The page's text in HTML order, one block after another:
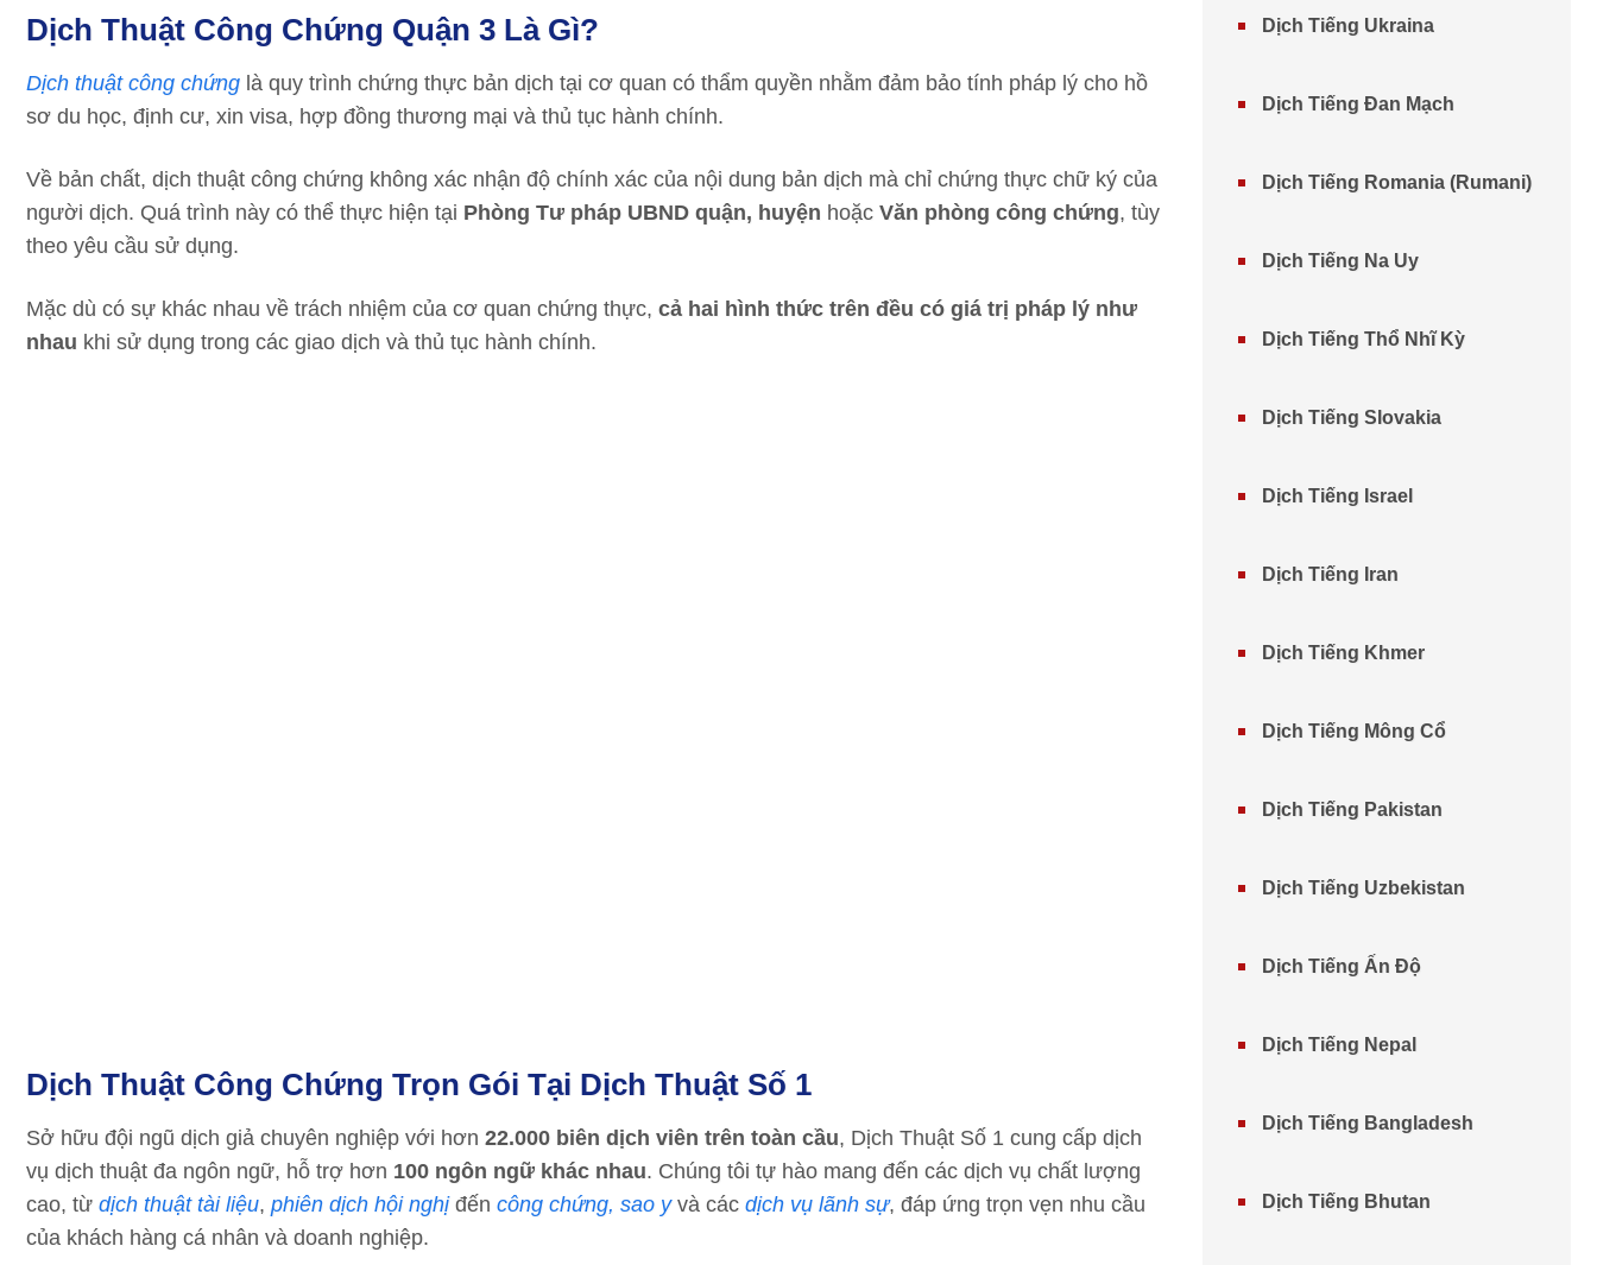
Dịch Thuật Công Chứng Quận 3 Là Gì?
Dịch thuật công chứng là quy trình chứng thực bản dịch tại cơ quan có thẩm quyền nhằm đảm bảo tính pháp lý cho hồ
sơ du học, định cư, xin visa, hợp đồng thương mại và thủ tục hành chính.
Về bản chất, dịch thuật công chứng không xác nhận độ chính xác của nội dung bản dịch mà chỉ chứng thực chữ ký của
người dịch. Quá trình này có thể thực hiện tại Phòng Tư pháp UBND quận, huyện hoặc Văn phòng công chứng, tùy
theo yêu cầu sử dụng.
Mặc dù có sự khác nhau về trách nhiệm của cơ quan chứng thực, cả hai hình thức trên đều có giá trị pháp lý như
nhau khi sử dụng trong các giao dịch và thủ tục hành chính.
Dịch Thuật Công Chứng Trọn Gói Tại Dịch Thuật Số 1
Sở hữu đội ngũ dịch giả chuyên nghiệp với hơn 22.000 biên dịch viên trên toàn cầu, Dịch Thuật Số 1 cung cấp dịch
vụ dịch thuật đa ngôn ngữ, hỗ trợ hơn 100 ngôn ngữ khác nhau. Chúng tôi tự hào mang đến các dịch vụ chất lượng
cao, từ dịch thuật tài liệu, phiên dịch hội nghịđến công chứng, sao yvà các dịch vụ lãnh sự, đáp ứng trọn vẹn nhu cầu
của khách hàng cá nhân và doanh nghiệp.
Dịch Tiếng Ukraina
Dịch Tiếng Đan Mạch
Dịch Tiếng Romania (Rumani)
Dịch Tiếng Na Uy
Dịch Tiếng Thổ Nhĩ Kỳ
Dịch Tiếng Slovakia
Dịch Tiếng Israel
Dịch Tiếng Iran
Dịch Tiếng Khmer
Dịch Tiếng Mông Cổ
Dịch Tiếng Pakistan
Dịch Tiếng Uzbekistan
Dịch Tiếng Ấn Độ
Dịch Tiếng Nepal
Dịch Tiếng Bangladesh
Dịch Tiếng Bhutan